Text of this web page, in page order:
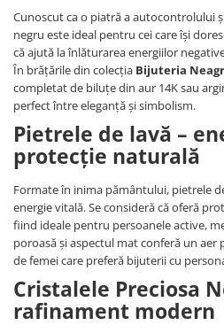
Brățări din Aur cu șnur reglabil
Brățări din Argint cu șnur reglabil
BRĂȚĂRI CU PIETRE SEMIPREȚIOASE
Brățări din Aur cu pietre
semiprețioase
Brățări din Argint cu pietre
semiprețioase
Brățări elastice cu pietre
semiprețioase
BRĂȚĂRI DE PICIOR
Brățări de picior din Aur
Brățări de picior din Argint
COLIERE
Coliere cu mărgele colorate și
Argint
Cunoscut ca o piatră a autocontrolului
negru este ideal pentru cei care își
că ajută la înlăturarea energiilor
În brățările din colecția Bijuteria
completat de biluțe din aur 14K sau
perfect între eleganță și simbolism.
Pietrele de lavă –
protecție naturală
Formate în inima pământului, pietrele
energie vitală. Se consideră că oferă
fiind ideale pentru persoanele active,
poroasă și aspectul mat conferă un
de femei care preferă bijuterii cu
Cristalele Preciosa
rafinament modern